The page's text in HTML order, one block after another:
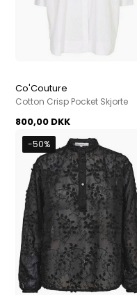
Co'Couture
Cotton Crisp Pocket Skjorte
800,00 DKK
-50%